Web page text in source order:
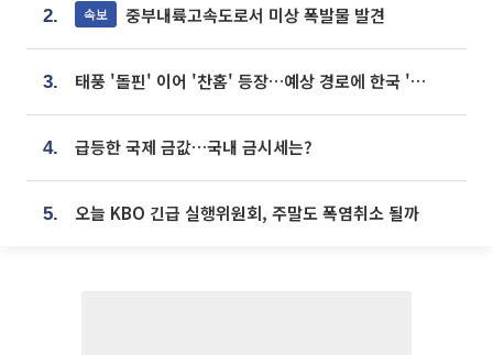
2. 속보 중부내륙고속도로서 미상 폭발물 발견
3. 태풍 '돌핀' 이어 '찬홈' 등장…예상 경로에 한국 '한숨'
4. 급등한 국제 금값…국내 금시세는?
5. 오늘 KBO 긴급 실행위원회, 주말도 폭염취소 될까